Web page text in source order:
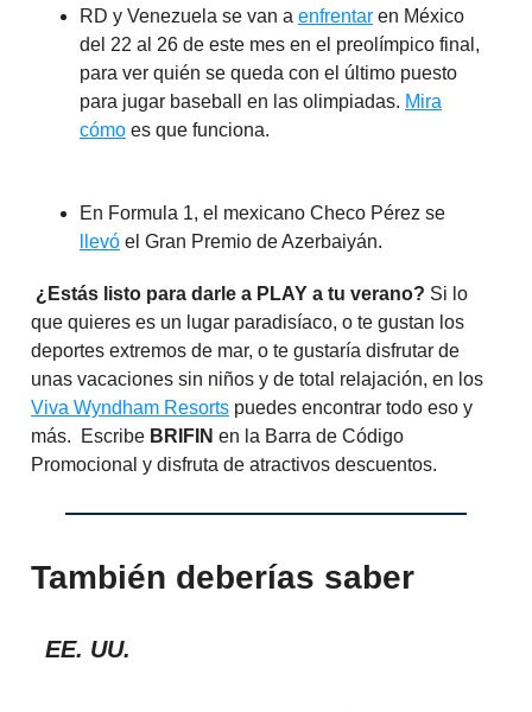
RD y Venezuela se van a enfrentar en México
del 22 al 26 de este mes en el preolímpico final,
para ver quién se queda con el último puesto
para jugar baseball en las olimpiadas. Mira
cómo es que funciona.
En Formula 1, el mexicano Checo Pérez se
llevó el Gran Premio de Azerbaiyán.
¿Estás listo para darle a PLAY a tu verano? Si lo
que quieres es un lugar paradisíaco, o te gustan los
deportes extremos de mar, o te gustaría disfrutar de
unas vacaciones sin niños y de total relajación, en los
Viva Wyndham Resorts puedes encontrar todo eso y
más. Escribe BRIFIN en la Barra de Código
Promocional y disfruta de atractivos descuentos.
También deberías saber
EE. UU.